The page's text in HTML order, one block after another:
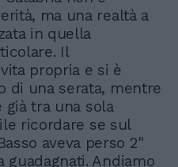
ma una realtà a
in quella
Il
propria e si è
di una serata, mentre
già tra una sola
ricordare se sul
aveva perso 2"
guadagnati. Andiamo